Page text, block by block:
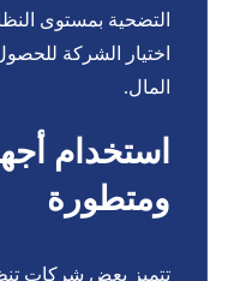
التضحية بمستوى
اختيار الشركة
المال.
استخدام
ومتطورة
تتميز بعض شركات